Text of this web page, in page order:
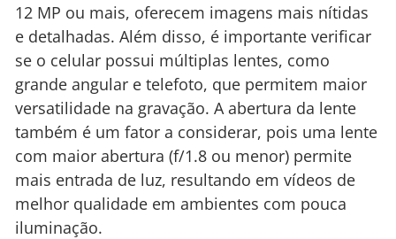
12 MP ou mais, oferecem imagens mais nítidas
e detalhadas. Além disso, é importante verificar
se o celular possui múltiplas lentes, como
grande angular e telefoto, que permitem maior
versatilidade na gravação. A abertura da lente
também é um fator a considerar, pois uma lente
com maior abertura (f/1.8 ou menor) permite
mais entrada de luz, resultando em vídeos de
melhor qualidade em ambientes com pouca
iluminação.